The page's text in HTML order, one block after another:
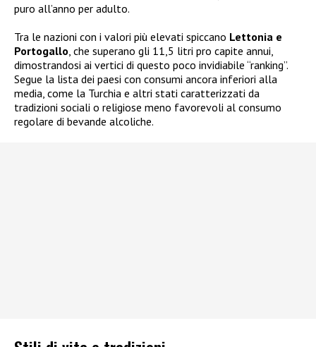
puro all’anno per adulto.
Tra le nazioni con i valori più elevati spiccano Lettonia e
Portogallo , che superano gli 11,5 litri pro capite annui,
dimostrandosi ai vertici di questo poco invidiabile “ranking”.
Segue la lista dei paesi con consumi ancora inferiori alla
media, come la Turchia e altri stati caratterizzati da
tradizioni sociali o religiose meno favorevoli al consumo
regolare di bevande alcoliche.